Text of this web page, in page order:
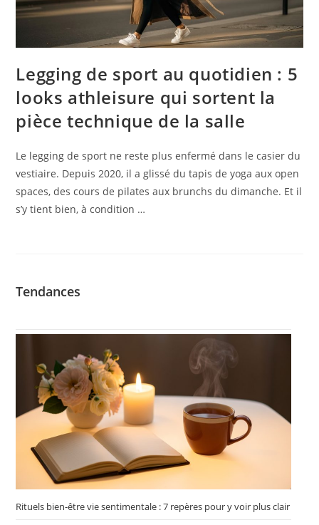
Legging de sport au quotidien : 5
looks athleisure qui sortent la
pièce technique de la salle
Le legging de sport ne reste plus enfermé dans le casier du
vestiaire. Depuis 2020, il a glissé du tapis de yoga aux open
spaces, des cours de pilates aux brunchs du dimanche. Et il
s’y tient bien, à condition …
Tendances
Rituels bien-être vie sentimentale : 7 repères pour y voir plus clair